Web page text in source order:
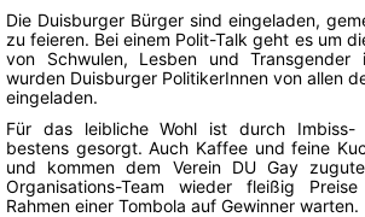
Die Duisburger Bürger sind eingeladen,
zu feieren. Bei einem Polit-Talk geht es um
von Schwulen, Lesben und
wurden Duisburger PolitikerInnen von allen
eingeladen.
Für das leibliche Wohl ist durch Imbiss-
bestens gesorgt. Auch Kaffee und feine
und kommen dem Verein DU Gay
Organisations-Team wieder fleißig
Rahmen einer Tombola auf Gewinner warten.